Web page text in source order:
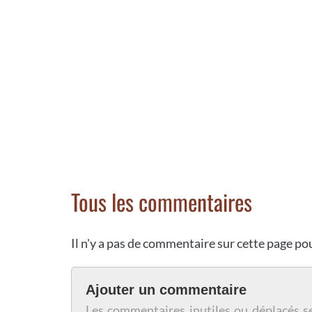
Tous les commentaires
Il n'y a pas de commentaire sur cette page
Ajouter un commentaire